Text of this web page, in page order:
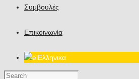
Συμβουλές
Επικοινωνία
Ελληνικα